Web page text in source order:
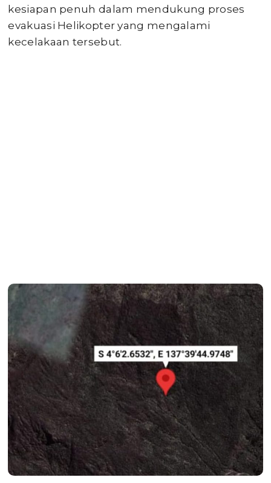
kesiapan penuh dalam mendukung proses
evakuasi Helikopter yang mengalami
kecelakaan tersebut.